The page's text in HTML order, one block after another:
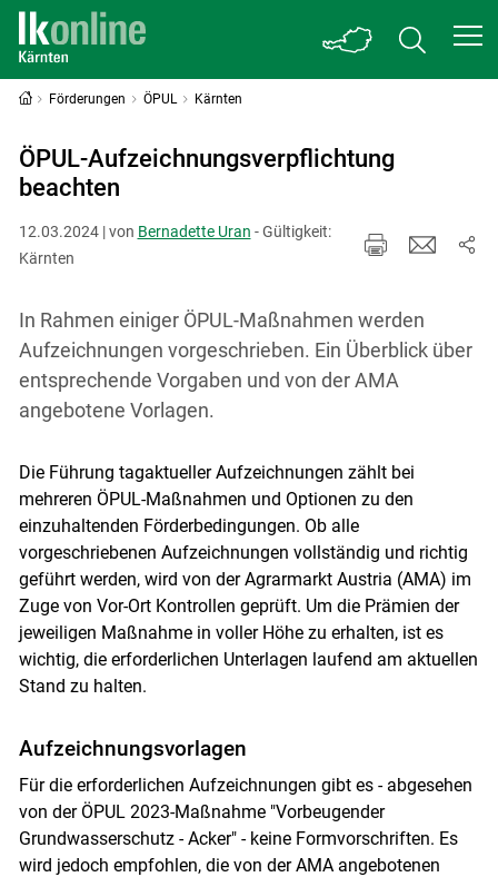
Förderungen ÖPUL Kärnten
ÖPUL-Aufzeichnungsverpflichtung
beachten
12.03.2024 | von Bernadette Uran - Gültigkeit:
Kärnten
In Rahmen einiger ÖPUL-Maßnahmen werden
Aufzeichnungen vorgeschrieben. Ein Überblick über
entsprechende Vorgaben und von der AMA
angebotene Vorlagen.
Die Führung tagaktueller Aufzeichnungen zählt bei
mehreren ÖPUL-Maßnahmen und Optionen zu den
einzuhaltenden Förderbedingungen. Ob alle
vorgeschriebenen Aufzeichnungen vollständig und richtig
geführt werden, wird von der Agrarmarkt Austria (AMA) im
Zuge von Vor-Ort Kontrollen geprüft. Um die Prämien der
jeweiligen Maßnahme in voller Höhe zu erhalten, ist es
wichtig, die erforderlichen Unterlagen laufend am aktuellen
Stand zu halten.
Aufzeichnungsvorlagen
Für die erforderlichen Aufzeichnungen gibt es - abgesehen
von der ÖPUL 2023-Maßnahme "Vorbeugender
Grundwasserschutz - Acker" - keine Formvorschriften. Es
wird jedoch empfohlen, die von der AMA angebotenen